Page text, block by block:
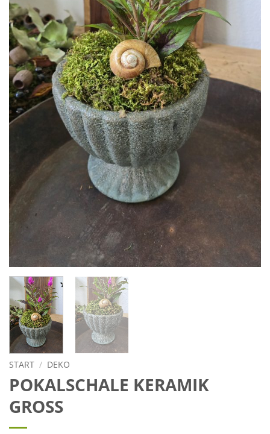
START / DEKO
POKALSCHALE KERAMIK
GROSS